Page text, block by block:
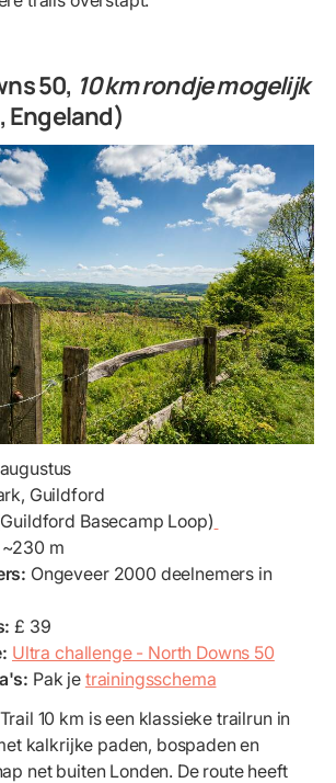
50, 10 km rondje mogelijk
Engeland)
Guildford
Basecamp Loop)
~230 m
Ongeveer 2000 deelnemers in
£ 39
Ultra challenge - North Downs 50
Pak je trainingsschema
10 km is een klassieke trailrun in
kalkrijke paden, bospaden en
net buiten Londen. De route heeft